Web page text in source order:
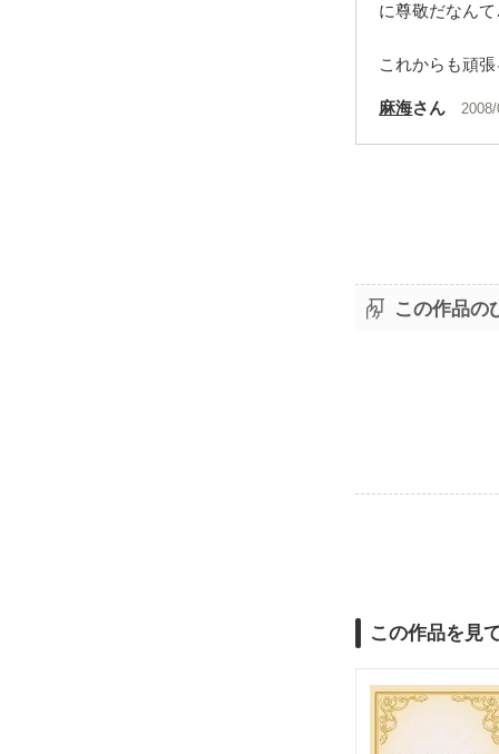
に尊敬だな
これからも頑
麻海さん
この作品の
この作品を見